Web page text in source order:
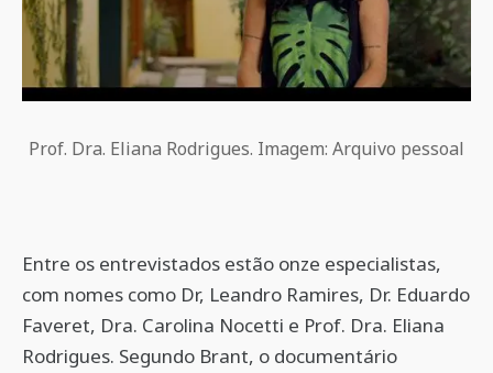
Prof. Dra. Eliana Rodrigues. Imagem: Arquivo pessoal
Entre os entrevistados estão onze especialistas,
com nomes como Dr, Leandro Ramires, Dr. Eduardo
Faveret, Dra. Carolina Nocetti e Prof. Dra. Eliana
Rodrigues. Segundo Brant, o documentário